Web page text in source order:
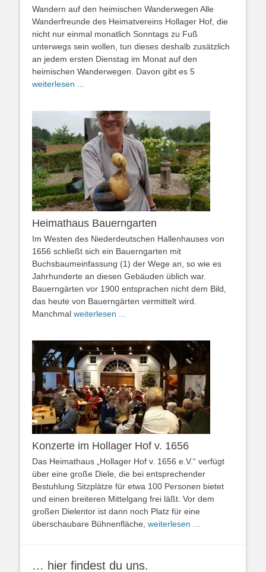
Wandern auf den heimischen Wanderwegen Alle
Wanderfreunde des Heimatvereins Hollager Hof, die
nicht nur einmal monatlich Sonntags zu Fuß
unterwegs sein wollen, tun dieses deshalb zusätzlich
an jedem ersten Dienstag im Monat auf den
heimischen Wanderwegen. Davon gibt es 5
weiterlesen ...
Heimathaus Bauerngarten
Im Westen des Niederdeutschen Hallenhauses von
1656 schließt sich ein Bauerngarten mit
Buchsbaumeinfassung (1) der Wege an, so wie es
Jahrhunderte an diesen Gebäuden üblich war.
Bauerngärten vor 1900 entsprachen nicht dem Bild,
das heute von Bauerngärten vermittelt wird.
Manchmal weiterlesen ...
Konzerte im Hollager Hof v. 1656
Das Heimathaus „Hollager Hof v. 1656 e.V.“ verfügt
über eine große Diele, die bei entsprechender
Bestuhlung Sitzplätze für etwa 100 Personen bietet
und einen breiteren Mittelgang frei läßt. Vor dem
großen Dielentor ist dann noch Platz für eine
überschaubare Bühnenfläche, weiterlesen ...
… hier findest du uns.